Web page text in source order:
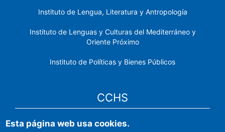
Instituto de Lengua, Literatura y Antropología
Instituto de Lenguas y Culturas del Mediterráneo y
Oriente Próximo
Instituto de Políticas y Bienes Públicos
CCHS
Sede electrónica CSIC
Esta página web usa cookies.